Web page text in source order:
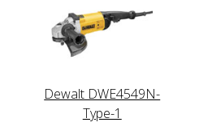
Dewalt DWE4549N-
Type-1